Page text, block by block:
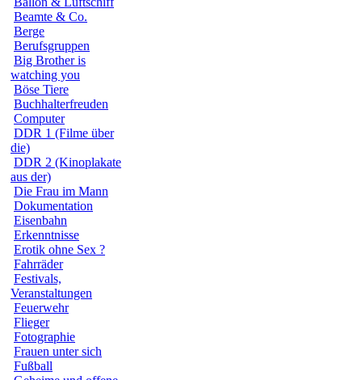
Beamte & Co.
Berge
Berufsgruppen
Big Brother is
watching you
Böse Tiere
Buchhalterfreuden
Computer
DDR 1 (Filme über
die)
DDR 2 (Kinoplakate
aus der)
Die Frau im Mann
Dokumentation
Eisenbahn
Erkenntnisse
Erotik ohne Sex ?
Fahrräder
Festivals,
Veranstaltungen
Feuerwehr
Flieger
Fotographie
Frauen unter sich
Fußball